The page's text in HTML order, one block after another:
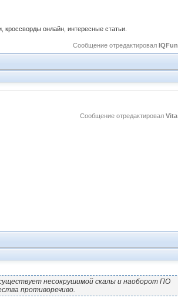
кроссворды онлайн, интересные статьи.
Сообщение отредактировал IQFun
Сообщение отредактировал Vita
несокрушимой скалы и наоборот ПО
противоречиво.